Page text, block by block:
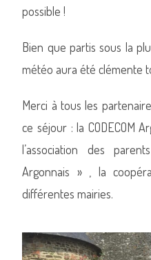
possible !
Bien que partis sous la
météo aura été clémente
Merci à tous les
ce séjour : la CODECOM
l’association des
Argonnais » , la
différentes mairies.